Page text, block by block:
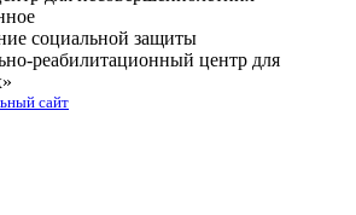
социальной защиты
реабилитационный центр для
сайт